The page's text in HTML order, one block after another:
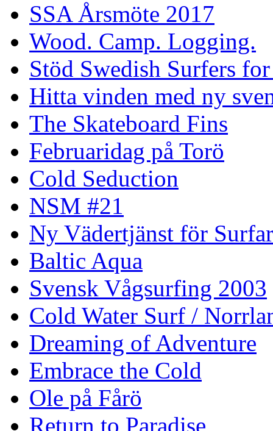
SSA Årsmöte 2017
Wood. Camp. Logging.
Stöd Swedish Surfers
Hitta vinden med ny
The Skateboard Fins
Februaridag på Torö
Cold Seduction
NSM #21
Ny Vädertjänst för
Baltic Aqua
Svensk Vågsurfing 2003
Cold Water Surf /
Dreaming of Adventure
Embrace the Cold
Ole på Fårö
Return to Paradise